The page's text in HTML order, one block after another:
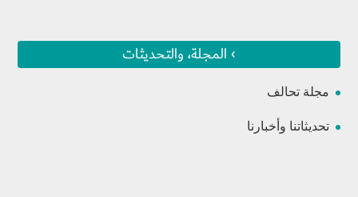
› المجلة، والتحديثات
مجلة تحالف
تحديثاتنا وأخبارنا